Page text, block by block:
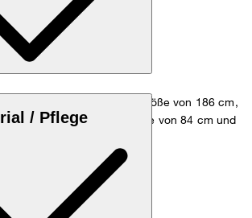
Größe 48 bei einer Körpergröße von 186 cm,
von 98 cm, einer Taillenweite von 84 cm und
/ Pflege